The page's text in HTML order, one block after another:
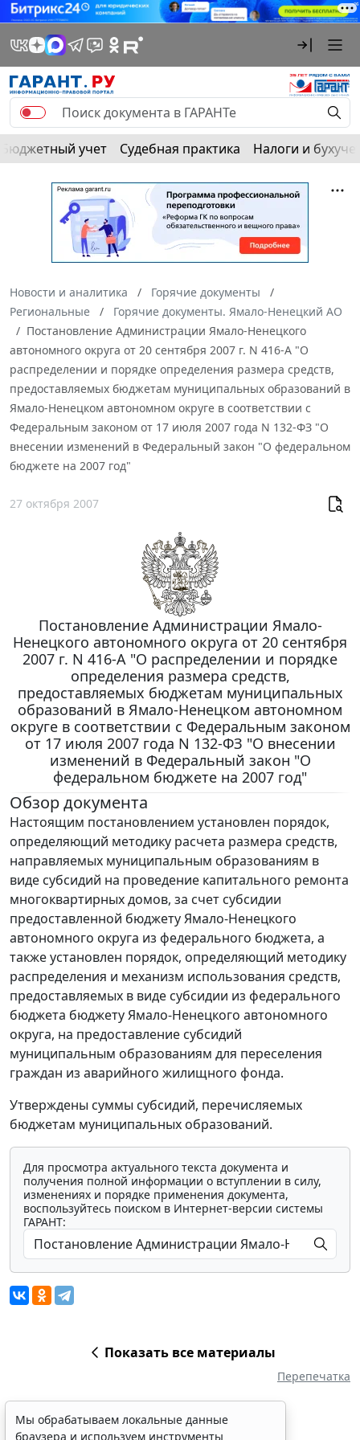
Бюджетный учет Судебная практика Налоги и
Новости и аналитика
Горячие документы
Региональные
Горячие документы. Ямало-Ненецкий АО
Постановление Администрации Ямало-Ненецкого
автономного округа от 20 сентября 2007 г. N 416-А "О
распределении и порядке определения размера средств,
предоставляемых бюджетам муниципальных образований в
Ямало-Ненецком автономном округе в соответствии с
Федеральным законом от 17 июля 2007 года N 132-ФЗ "О
внесении изменений в Федеральный закон "О федеральном
бюджете на 2007 год"
27 октября 2007
Постановление Администрации Ямало-
Ненецкого автономного округа от 20 сентября
2007 г. N 416-А "О распределении и порядке
определения размера средств,
предоставляемых бюджетам муниципальных
образований в Ямало-Ненецком автономном
округе в соответствии с Федеральным законом
от 17 июля 2007 года N 132-ФЗ "О внесении
изменений в Федеральный закон "О
федеральном бюджете на 2007 год"
Обзор документа
Настоящим постановлением установлен порядок,
определяющий методику расчета размера средств,
направляемых муниципальным образованиям в
виде субсидий на проведение капитального ремонта
многоквартирных домов, за счет субсидии
предоставленной бюджету Ямало-Ненецкого
автономного округа из федерального бюджета, а
также установлен порядок, определяющий методику
распределения и механизм использования средств,
предоставляемых в виде субсидии из федерального
бюджета бюджету Ямало-Ненецкого автономного
округа, на предоставление субсидий
муниципальным образованиям для переселения
граждан из аварийного жилищного фонда.
Утверждены суммы субсидий, перечисляемых
бюджетам муниципальных образований.
Для просмотра актуального текста документа и
получения полной информации о вступлении в силу,
изменениях и порядке применения документа,
воспользуйтесь поиском в Интернет-версии системы
ГАРАНТ:
Показать все материалы
Перепечатка
Мы обрабатываем локальные данные
браузера и используем инструменты